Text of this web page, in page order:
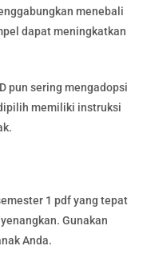
menebali
dapat meningkatkan
pun sering mengadopsi
memiliki instruksi
1 pdf yang tepat
Gunakan
Anda.